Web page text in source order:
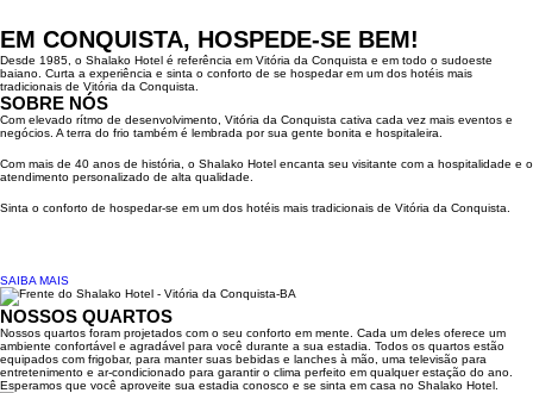
EM CONQUISTA, HOSPEDE-SE BEM!
Desde 1985, o Shalako Hotel é referência em Vitória da Conquista e em todo o sudoeste
baiano. Curta a experiência e sinta o conforto de se hospedar em um dos hotéis mais
tradicionais de Vitória da Conquista.
SOBRE NÓS
Com elevado rítmo de desenvolvimento, Vitória da Conquista cativa cada vez mais eventos e
negócios. A terra do frio também é lembrada por sua gente bonita e hospitaleira.
Com mais de 40 anos de história, o Shalako Hotel encanta seu visitante com a hospitalidade e o
atendimento personalizado de alta qualidade.
Sinta o conforto de hospedar-se em um dos hotéis mais tradicionais de Vitória da Conquista.
SAIBA MAIS
NOSSOS QUARTOS
Nossos quartos foram projetados com o seu conforto em mente. Cada um deles oferece um
ambiente confortável e agradável para você durante a sua estadia. Todos os quartos estão
equipados com frigobar, para manter suas bebidas e lanches à mão, uma televisão para
entretenimento e ar-condicionado para garantir o clima perfeito em qualquer estação do ano.
Esperamos que você aproveite sua estadia conosco e se sinta em casa no Shalako Hotel.